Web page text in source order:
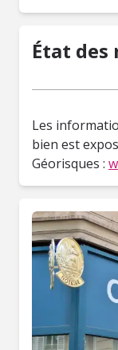
État des
Les
bien est
Géorisques :